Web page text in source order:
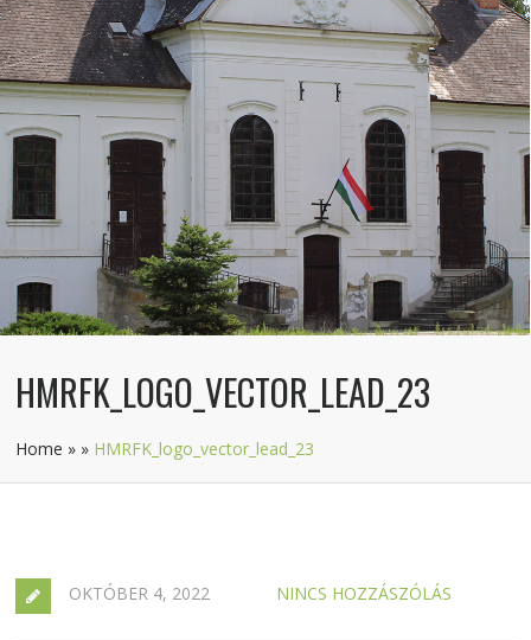
HMRFK_LOGO_VECTOR_LEAD_23
Home » » HMRFK_logo_vector_lead_23
OKTÓBER 4, 2022 NINCS HOZZÁSZÓLÁS